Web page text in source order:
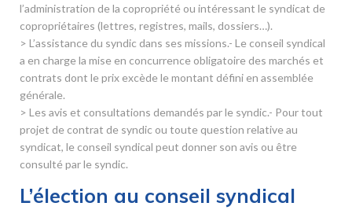
l’administration de la copropriété ou intéressant le syndicat de
copropriétaires (lettres, registres, mails, dossiers…).
> L’assistance du syndic dans ses missions.- Le conseil syndical
a en charge la mise en concurrence obligatoire des marchés et
contrats dont le prix excède le montant défini en assemblée
générale.
> Les avis et consultations demandés par le syndic.- Pour tout
projet de contrat de syndic ou toute question relative au
syndicat, le conseil syndical peut donner son avis ou être
consulté par le syndic.
L’élection au conseil syndical